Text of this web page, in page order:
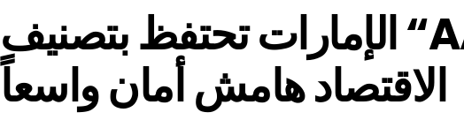
الإمارات تحتفظ بتصنيف “AA-” من فيتش: احتياطيات أبوظبي تمنح
الاقتصاد هامش أمان واسعاً